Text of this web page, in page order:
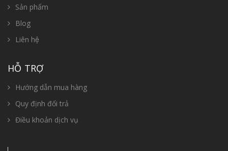
Sản phẩm
Blog
Liên hệ
HỖ TRỢ
Hướng dẫn mua hàng
Quy định đổi trả
Điều khoản dịch vụ